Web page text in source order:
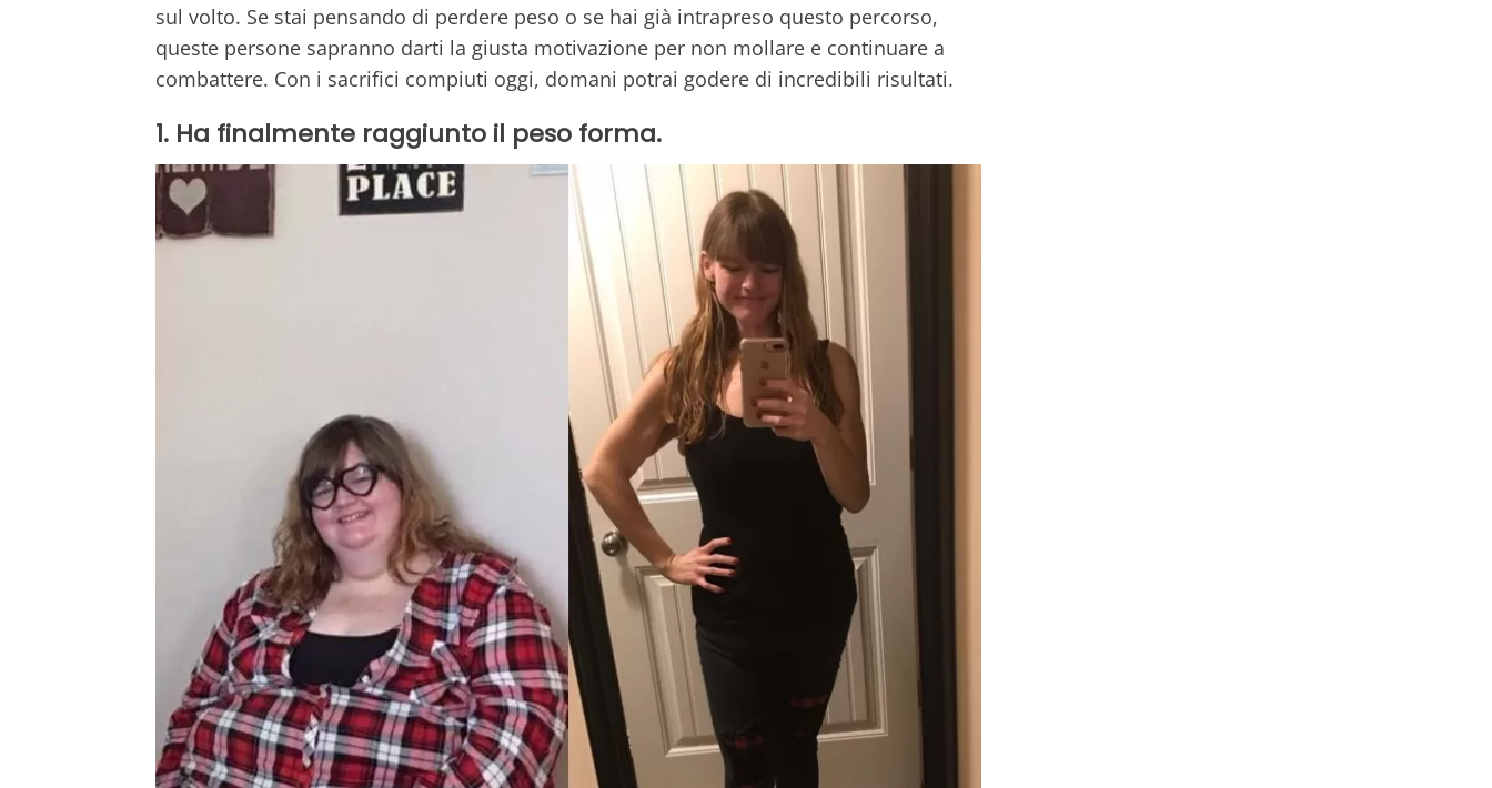
sul volto. Se stai pensando di perdere peso o se hai già intrapreso questo percorso,
queste persone sapranno darti la giusta motivazione per non mollare e continuare a
combattere. Con i sacrifici compiuti oggi, domani potrai godere di incredibili risultati.
1. Ha finalmente raggiunto il peso forma.